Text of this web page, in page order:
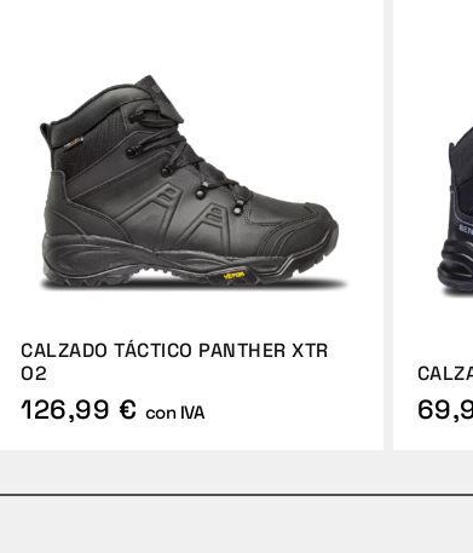
CALZADO TÁCTICO PANTHER XTR
O2
126,99 € con IVA